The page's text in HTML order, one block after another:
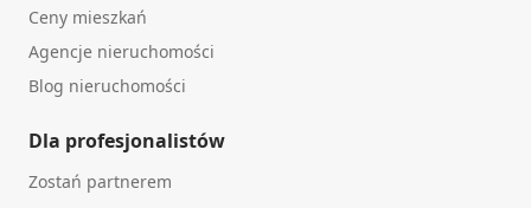
Ceny mieszkań
Agencje nieruchomości
Blog nieruchomości
Dla profesjonalistów
Zostań partnerem